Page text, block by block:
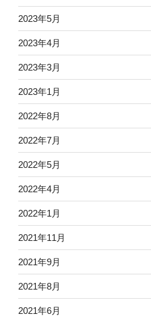
2023年5月
2023年4月
2023年3月
2023年1月
2022年8月
2022年7月
2022年5月
2022年4月
2022年1月
2021年11月
2021年9月
2021年8月
2021年6月